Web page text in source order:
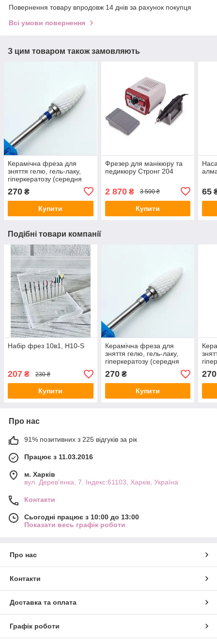
Повернення товару впродовж 14 днів за рахунок покупця
Всі умови повернення
З цим товаром також замовляють
Керамічна фреза для
зняття гелю, гель-лаку,
гіперкератозу (середня
270 ₴
Купити
Фрезер для манікюру та
педикюру Стронг 204
2 870₴ 3 500 ₴
Купити
65
Подібні товари компанії
Набір фрез 10в1, H10-S
207 ₴ 230 ₴
Купити
Керамічна фреза для
зняття гелю, гель-лаку,
гіперкератозу (середня
насічка)
270₴
Купити
270
Про нас
91% позитивних з 225 відгуків за рік
Працює з 11.03.2016
м. Харків
вул. Дерев'янка, 7. Індекс:61103, Харків, Україна
Контакти
Сьогодні працює з 10:00 до 13:00
Показати весь графік роботи
Про нас
Контакти
Доставка та оплата
Графік роботи